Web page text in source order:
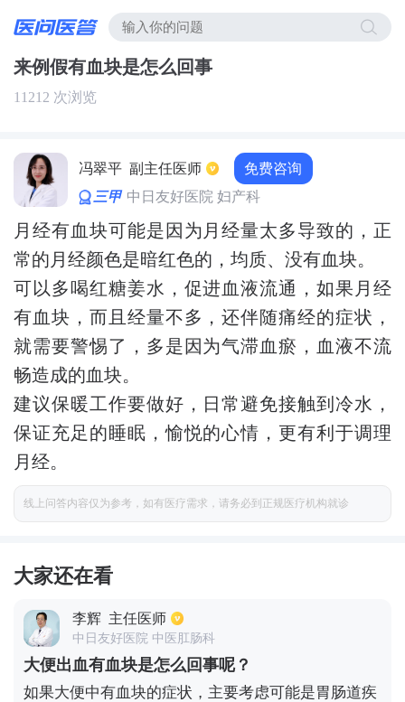
来例假有血块是怎么回事
11212 次浏览
冯翠平 副主任医师 免费咨询
三甲 中日友好医院 妇产科
月经有血块可能是因为月经量太多导致的，正
常的月经颜色是暗红色的，均质、没有血块。
可以多喝红糖姜水，促进血液流通，如果月经
有血块，而且经量不多，还伴随痛经的症状，
就需要警惕了，多是因为气滞血瘀，血液不流
畅造成的血块。
建议保暖工作要做好，日常避免接触到冷水，
保证充足的睡眠，愉悦的心情，更有利于调理
月经。
线上问答内容仅为参考，如有医疗需求，请务必到正规医疗机构就诊
大家还在看
李辉 主任医师
中日友好医院 中医肛肠科
大便出血有血块是怎么回事呢？
如果大便中有血块的症状，主要考虑可能是胃肠道疾